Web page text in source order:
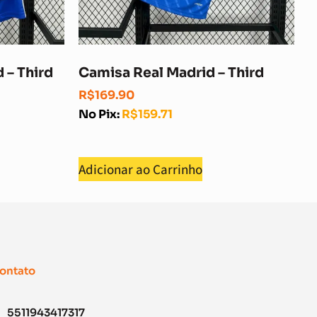
– Third Camisa Real Madrid – Third
R$169.90
No Pix:R$159.71
Adicionar ao Carrinho
5511943417317